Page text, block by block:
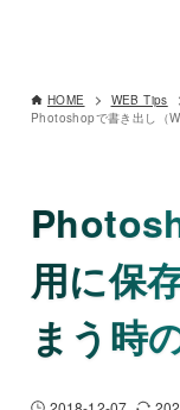
HOME WEB Tips
Photoshopで書き出し（
用に保
まう時